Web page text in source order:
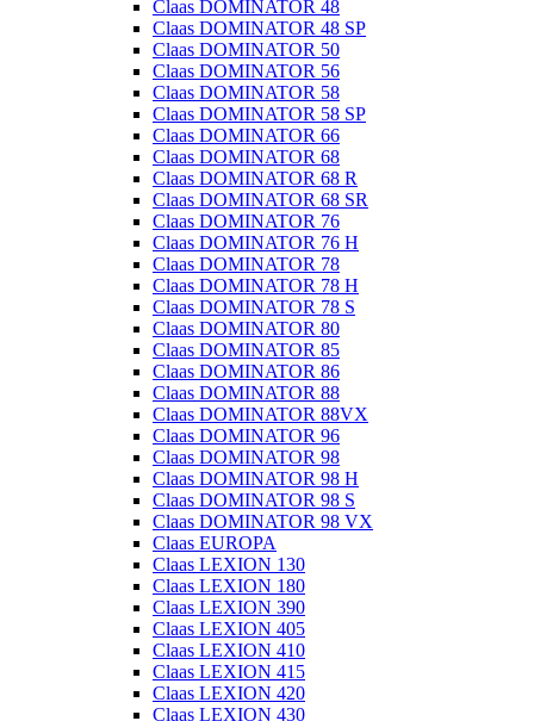
Claas DOMINATOR 48
Claas DOMINATOR 48 SP
Claas DOMINATOR 50
Claas DOMINATOR 56
Claas DOMINATOR 58
Claas DOMINATOR 58 SP
Claas DOMINATOR 66
Claas DOMINATOR 68
Claas DOMINATOR 68 R
Claas DOMINATOR 68 SR
Claas DOMINATOR 76
Claas DOMINATOR 76 H
Claas DOMINATOR 78
Claas DOMINATOR 78 H
Claas DOMINATOR 78 S
Claas DOMINATOR 80
Claas DOMINATOR 85
Claas DOMINATOR 86
Claas DOMINATOR 88
Claas DOMINATOR 88VX
Claas DOMINATOR 96
Claas DOMINATOR 98
Claas DOMINATOR 98 H
Claas DOMINATOR 98 S
Claas DOMINATOR 98 VX
Claas EUROPA
Claas LEXION 130
Claas LEXION 180
Claas LEXION 390
Claas LEXION 405
Claas LEXION 410
Claas LEXION 415
Claas LEXION 420
Claas LEXION 430